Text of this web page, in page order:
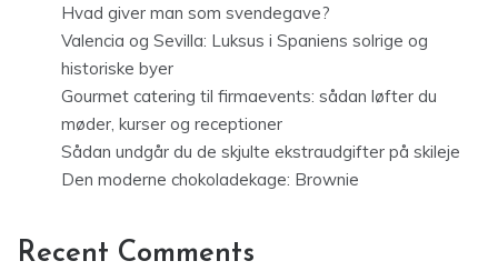
Hvad giver man som svendegave?
Valencia og Sevilla: Luksus i Spaniens solrige og
historiske byer
Gourmet catering til firmaevents: sådan løfter du
møder, kurser og receptioner
Sådan undgår du de skjulte ekstraudgifter på skileje
Den moderne chokoladekage: Brownie
Recent Comments